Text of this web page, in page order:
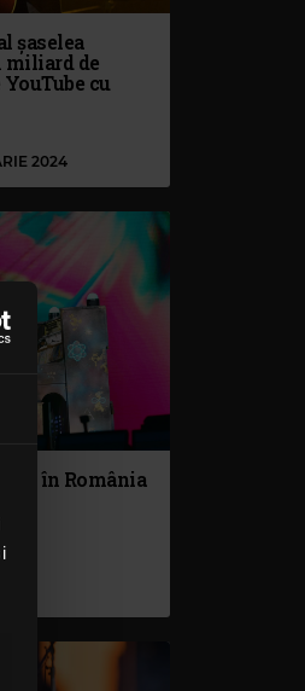
șaselea
miliard de
cu
2024
în România